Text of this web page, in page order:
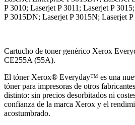
P 3010; Laserjet P 3011; Laserjet P
P 3015DN; Laserjet P 3015N; Laserjet
Cartucho de toner genérico Xerox
CE255A (55A).
El tóner Xerox® Everyday™ es una
tóner para impresoras de otros
distinto: sin precios desorbitados ni
confianza de la marca Xerox y el
acostumbrado.